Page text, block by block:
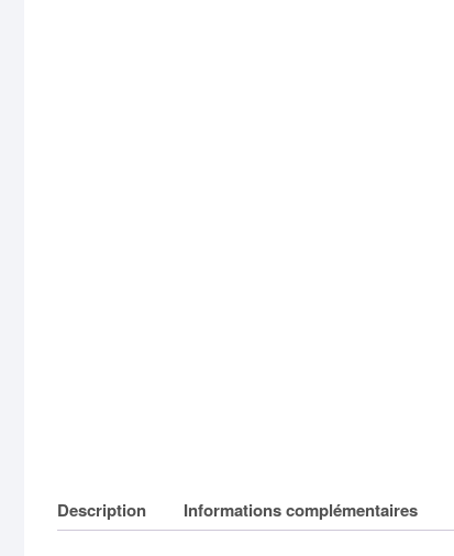
Description Informations complémentaires